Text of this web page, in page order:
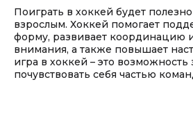
Поиграть в хоккей будет
взрослым. Хоккей помогает
форму, развивает координацию
внимания, а также повышает
игра в хоккей – это
почувствовать себя частью